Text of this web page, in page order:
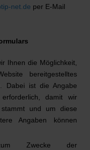
net.de per E-Mail
Ihnen die Möglichkeit,
bereitgestelltes
Dabei ist die Angabe
damit wir
und um diese
Angaben können
Zwecke der